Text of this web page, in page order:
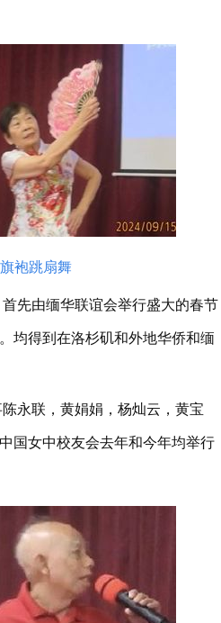
袍跳扇舞
先由缅华联谊会举行盛大的春节
均得到在洛杉矶和外地华侨和缅
永联，黄娟娟，杨灿云，黄宝
国女中校友会去年和今年均举行